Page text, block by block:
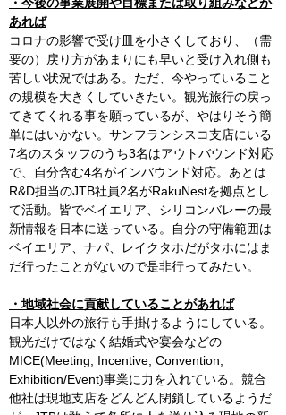
・今後の事業展開や目標または取り組みなどが
あれば
コロナの影響で受け皿を小さくしており、（需
要の）戻り方があまりにも早いと受け入れ側も
苦しい状況ではある。ただ、今やっていること
の規模を大きくしていきたい。観光旅行の戻っ
てきてくれる事を願っているが、やはりそう簡
単にはいかない。サンフランシスコ支店にいる
7名のスタッフのうち3名はアウトバウンド対応
で、自分含む4名がインバウンド対応。あとは
R&D担当のJTB社員2名がRakuNestを拠点とし
て活動。皆でベイエリア、シリコンバレーの最
新情報を日本に送っている。自分の守備範囲は
ベイエリア、ナパ、レイクタホだがタホにはま
だ行ったことがないので是非行ってみたい。
・地域社会に貢献していることがあれば
日本人以外の旅行も手掛けるようにしている。
観光だけではなく結婚式や宴会などの
MICE(Meeting, Incentive, Convention,
Exhibition/Event)事業に力を入れている。競合
他社は現地支店をどんどん閉鎖しているようだ